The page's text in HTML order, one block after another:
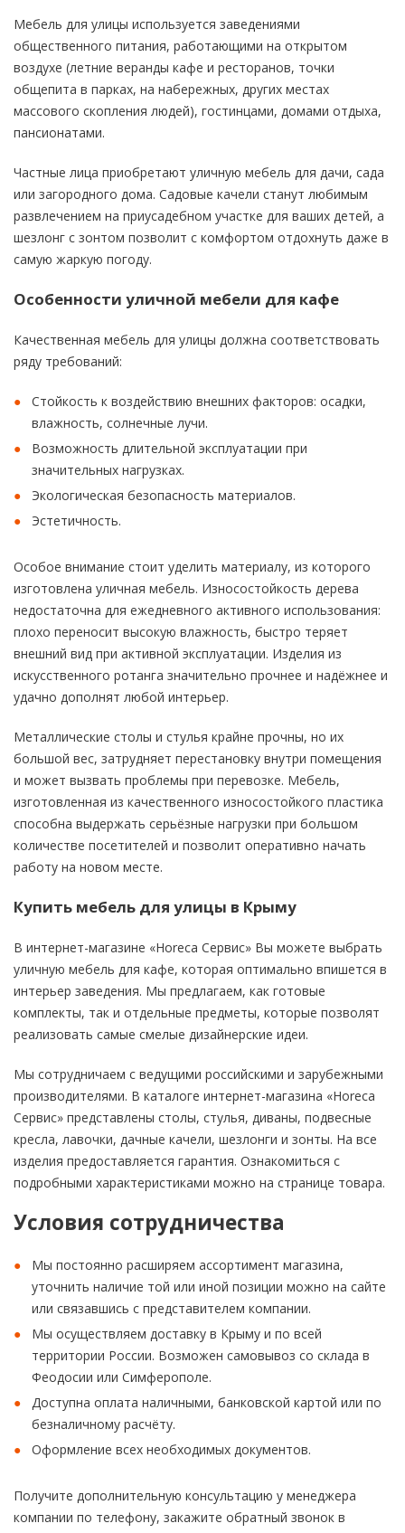
Мебель для улицы используется заведениями
общественного питания, работающими на открытом
воздухе (летние веранды кафе и ресторанов, точки
общепита в парках, на набережных, других местах
массового скопления людей), гостинцами, домами отдыха,
пансионатами.
Частные лица приобретают уличную мебель для дачи, сада
или загородного дома. Садовые качели станут любимым
развлечением на приусадебном участке для ваших детей, а
шезлонг с зонтом позволит с комфортом отдохнуть даже в
самую жаркую погоду.
Особенности уличной мебели для кафе
Качественная мебель для улицы должна соответствовать
ряду требований:
Стойкость к воздействию внешних факторов: осадки,
влажность, солнечные лучи.
Возможность длительной эксплуатации при
значительных нагрузках.
Экологическая безопасность материалов.
Эстетичность.
Особое внимание стоит уделить материалу, из которого
изготовлена уличная мебель. Износостойкость дерева
недостаточна для ежедневного активного использования:
плохо переносит высокую влажность, быстро теряет
внешний вид при активной эксплуатации. Изделия из
искусственного ротанга значительно прочнее и надёжнее и
удачно дополнят любой интерьер.
Металлические столы и стулья крайне прочны, но их
большой вес, затрудняет перестановку внутри помещения
и может вызвать проблемы при перевозке. Мебель,
изготовленная из качественного износостойкого пластика
способна выдержать серьёзные нагрузки при большом
количестве посетителей и позволит оперативно начать
работу на новом месте.
Купить мебель для улицы в Крыму
В интернет-магазине «Horeca Сервис» Вы можете выбрать
уличную мебель для кафе, которая оптимально впишется в
интерьер заведения. Мы предлагаем, как готовые
комплекты, так и отдельные предметы, которые позволят
реализовать самые смелые дизайнерские идеи.
Мы сотрудничаем с ведущими российскими и зарубежными
производителями. В каталоге интернет-магазина «Horeca
Сервис» представлены столы, стулья, диваны, подвесные
кресла, лавочки, дачные качели, шезлонги и зонты. На все
изделия предоставляется гарантия. Ознакомиться с
подробными характеристиками можно на странице товара.
Условия сотрудничества
Мы постоянно расширяем ассортимент магазина,
уточнить наличие той или иной позиции можно на сайте
или связавшись с представителем компании.
Мы осуществляем доставку в Крыму и по всей
территории России. Возможен самовывоз со склада в
Феодосии или Симферополе.
Доступна оплата наличными, банковской картой или по
безналичному расчёту.
Оформление всех необходимых документов.
Получите дополнительную консультацию у менеджера
компании по телефону, закажите обратный звонок в